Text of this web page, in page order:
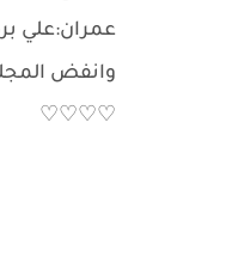
عمران:علي
وانفض
♡♡♡♡